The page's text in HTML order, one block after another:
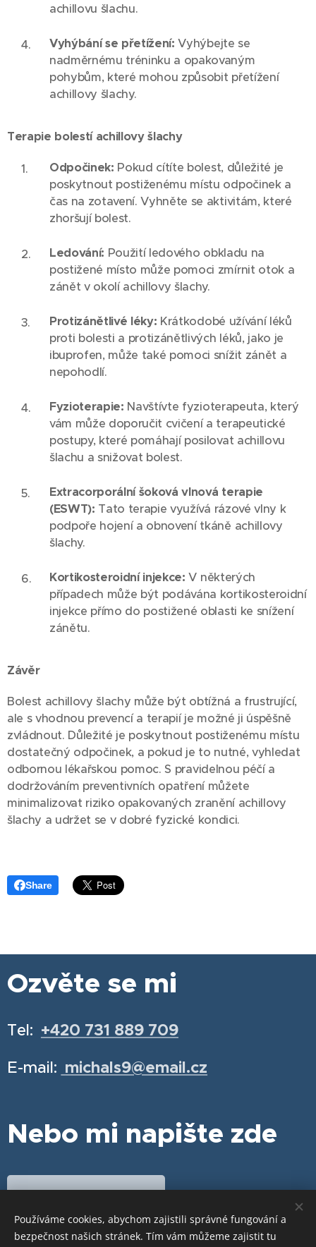
achillovu šlachu.
Vyhýbání se přetížení: Vyhýbejte se
nadměrnému tréninku a opakovaným
pohybům, které mohou způsobit přetížení
achillovy šlachy.
Terapie bolestí achillovy šlachy
Odpočinek: Pokud cítíte bolest, důležité je
poskytnout postiženému místu odpočinek a
čas na zotavení. Vyhněte se aktivitám, které
zhoršují bolest.
Ledování: Použití ledového obkladu na
postižené místo může pomoci zmírnit otok a
zánět v okolí achillovy šlachy.
Protizánětlivé léky: Krátkodobé užívání léků
proti bolesti a protizánětlivých léků, jako je
ibuprofen, může také pomoci snížit zánět a
nepohodlí.
Fyzioterapie: Navštívte fyzioterapeuta, který
vám může doporučit cvičení a terapeutické
postupy, které pomáhají posilovat achillovu
šlachu a snižovat bolest.
Extracorporální šoková vlnová terapie
(ESWT): Tato terapie využívá rázové vlny k
podpoře hojení a obnovení tkáně achillovy
šlachy.
Kortikosteroidní injekce: V některých
případech může být podávána kortikosteroidní
injekce přímo do postižené oblasti ke snížení
zánětu.
Závěr
Bolest achillovy šlachy může být obtížná a frustrující,
ale s vhodnou prevencí a terapií je možné ji úspěšně
zvládnout. Důležité je poskytnout postiženému místu
dostatečný odpočinek, a pokud je to nutné, vyhledat
odbornou lékařskou pomoc. S pravidelnou péčí a
dodržováním preventivních opatření můžete
minimalizovat riziko opakovaných zranění achillovy
šlachy a udržet se v dobré fyzické kondici.
Share
Ozvěte se mi
Tel: +420 731 889 709
E-mail: michals9@email.cz
Nebo mi napište zde
Používáme cookies, abychom zajistili správné fungování a
bezpečnost našich stránek. Tím vám můžeme zajistit tu